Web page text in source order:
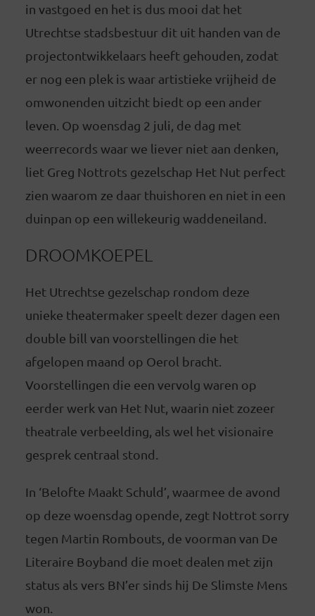
in vastgoed en het is dus mooi dat het
Utrechtse stadsbestuur dit uit handen van de
projectontwikkelaars heeft gehouden, zodat
er nog een plek is waar artistieke vrijheid de
omwonenden uitzicht biedt op een ander
leven. Op woensdag 2 juli, de dag met
weerrecords waar we liever niet aan denken,
liet Greg Nottrots gezelschap Het Nut perfect
zien waarom ze daar thuishoren en niet in een
duinpan op een willekeurig waddeneiland.
DROOMKOEPEL
Het Utrechtse gezelschap rondom deze
unieke theatermaker speelt dezer dagen een
double bill van voorstellingen die het
afgelopen maand op Oerol bracht.
Voorstellingen die een vervolg waren op
eerder werk van Het Nut, waarin niet zozeer
theatrale verbeelding, als wel het visionaire
gesprek centraal stond.
In ‘Belofte Maakt Schuld’, waarmee de avond
op deze woensdag opende, zegt Nottrot sorry
tegen Martin Rombouts, de voorman van De
Literaire Boyband die moet dealen met zijn
status als vers BN’er sinds hij De Slimste Mens
won.